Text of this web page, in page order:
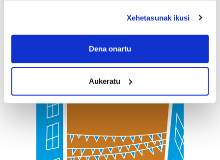
If you allow, we would also like to:
Collect information about your geographical
meters
Identify your device by actively scanning it for
specific characteristics (fingerprinting)
Find out more about how your personal data is processed
and set your preferences in the
details section
Guk eta gure bazkideek zure datu pertsonalak
prozesatzen ditugu, zure IP zenbakia, besteak beste,
Xehetasunak ikusi
Dena onartu
Aukeratu